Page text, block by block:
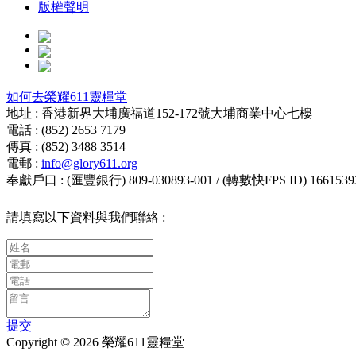
版權聲明
如何去榮耀611靈糧堂
地址 : 香港新界大埔廣福道152-172號大埔商業中心七樓
電話 : (852) 2653 7179
傳真 : (852) 3488 3514
電郵 : info@glory611.org
奉獻戶口 : (匯豐銀行) 809-030893-001 / (轉數快FPS ID)
請填寫以下資料與我們聯絡 :
提交
Copyright © 2026 榮耀611靈糧堂